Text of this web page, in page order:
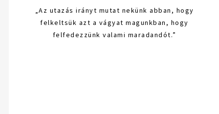
„Az utazás irányt mutat nekünk abban, hogy
felkeltsük azt a vágyat magunkban, hogy
felfedezzünk valami maradandót.”